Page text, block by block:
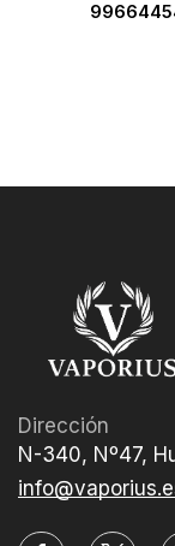
Dirección
N-340, Nº47,